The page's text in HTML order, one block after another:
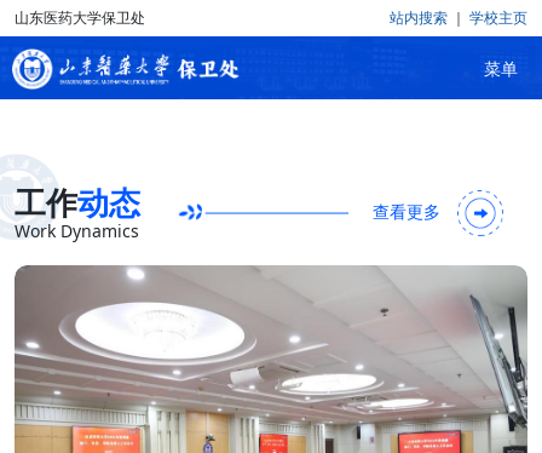
山东医药大学保卫处 站内搜索 ｜ 学校主页
滨州医学院保卫处
工作动态
Work Dynamics
查看更多